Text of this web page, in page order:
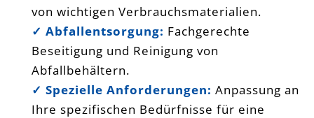
von wichtigen Verbrauchsmaterialien.
✓ Abfallentsorgung: Fachgerechte
Beseitigung und Reinigung von
Abfallbehältern.
✓ Spezielle Anforderungen: Anpassung an
Ihre spezifischen Bedürfnisse für eine